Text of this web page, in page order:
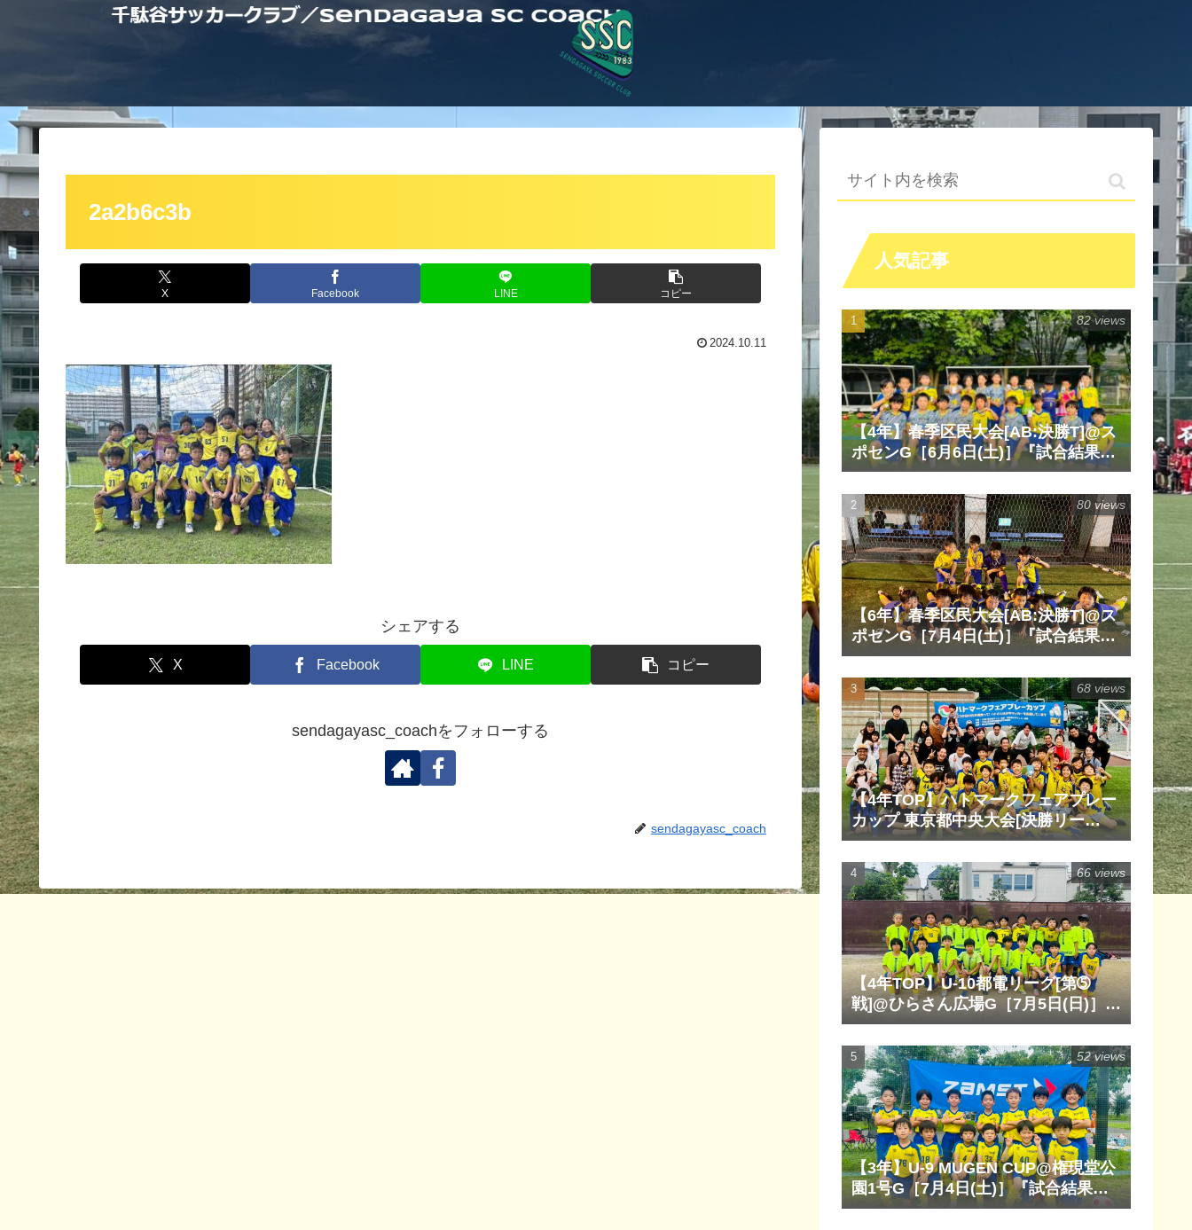
2a2b6c3b
X Facebook LINE コピー
2024.10.11
シェアする
X Facebook LINE コピー
sendagayasc_coachをフォローする
sendagayasc_coach
人気記事
【4年】春季区民大会[AB:決勝T]@ス
ポセンG［6月6日(土)］『試合結果』
『マッチレポート』『試合動画』
82 views
【6年】春季区民大会[AB:決勝T]@ス
ポセンG［7月4日(土)］『試合結果』
『マッチレポート』『試合動画』
80 views
【4年TOP】ハトマークフェアプレー
カップ 東京都中央大会[決勝リー
グ]@清瀬内山運動公園サッカー場
G［6月14日(日)］『試合結果』『マ
ッチレポート』『試合動画』
68 views
【4年TOP】U-10都電リーグ[第➄
戦]@ひらさん広場G［7月5日(日)］
『試合結果』『マッチレポート』
『試合動画』
66 views
【3年】U-9 MUGEN CUP@権現堂公
園1号G［7月4日(土)］『試合結果』
『マッチレポート』『試合動画』
52 views